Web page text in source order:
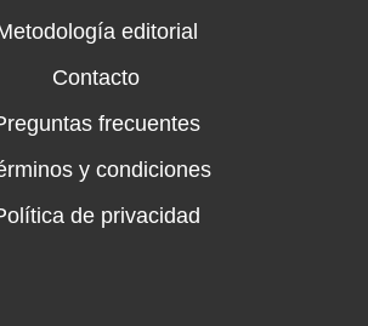
editorial
Contacto
frecuentes
y condiciones
de privacidad